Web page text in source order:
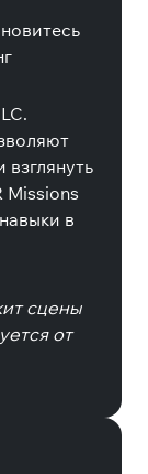
Missions
в
сцены
от